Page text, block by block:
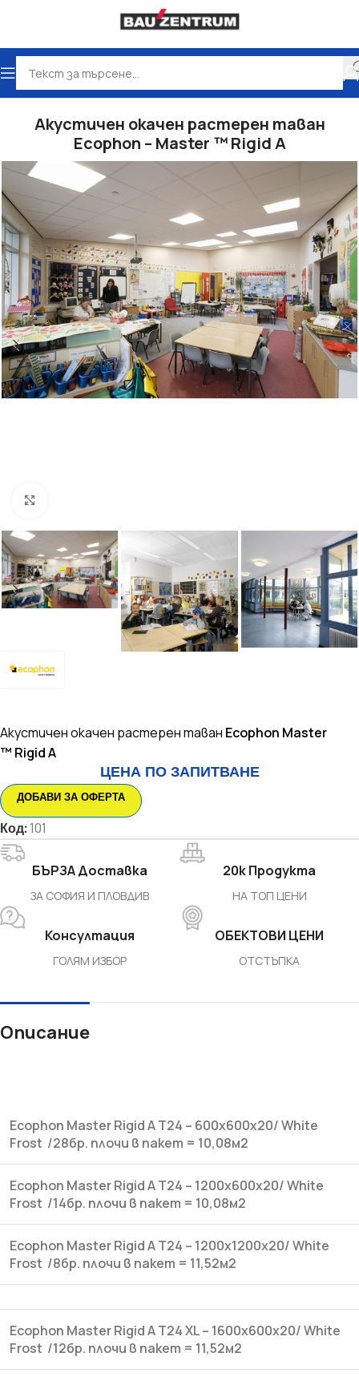
Окачени тавани Акустични окачени тавани Ecophon
Акустичен окачен растерен таван
Ecophon – Master ™ Rigid A
Акустичен окачен растерен таван Ecophon Master
™ Rigid A
ЦЕНА ПО ЗАПИТВАНЕ
ДОБАВИ ЗА ОФЕРТА
Код:101
БЪРЗА Доставка
ЗА СОФИЯ И ПЛОВДИВ
20k Продукта
НА ТОП ЦЕНИ
Консултация
ГОЛЯМ ИЗБОР
ОБЕКТОВИ ЦЕНИ
ОТСТЪПКА
Описание
Ecophon Master Rigid A T24 – 600x600x20/ White
Frost /28бр. плочи в пакет = 10,08м2
Ecophon Master Rigid A T24 – 1200x600x20/ White
Frost /14бр. плочи в пакет = 10,08м2
Ecophon Master Rigid A T24 – 1200x1200x20/ White
Frost /8бр. плочи в пакет = 11,52м2
Ecophon Master Rigid A T24 XL – 1600x600x20/ White
Frost /12бр. плочи в пакет = 11,52м2